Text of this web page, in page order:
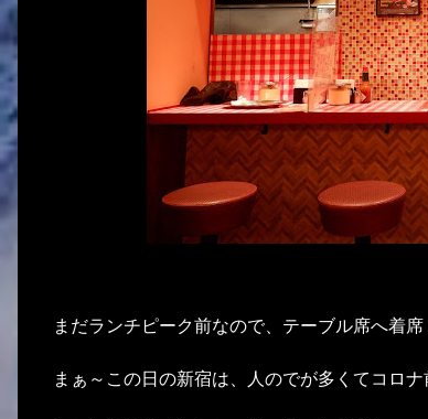
まだランチピーク前なので、テーブル席へ着席
まぁ～この日の新宿は、人のでが多くてコロナ